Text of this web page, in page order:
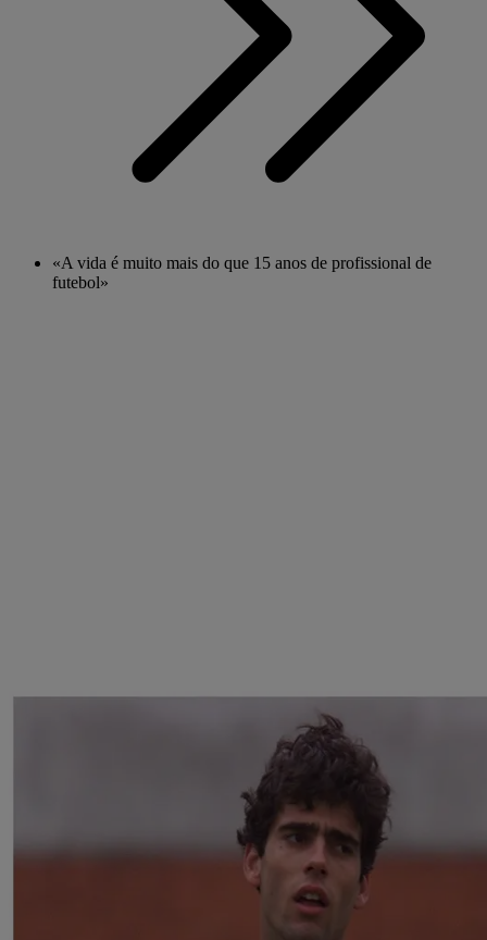
«A vida é muito mais do que 15 anos de profissional de
futebol»